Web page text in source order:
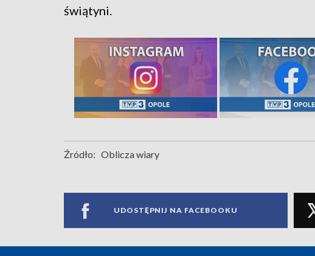
świątyni.
Źródło: Oblicza wiary
UDOSTĘPNIJ NA FACEBOOKU